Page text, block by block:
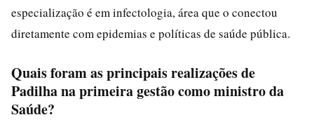
especialização é em infectologia, área que o conectou
diretamente com epidemias e políticas de saúde pública.
Quais foram as principais realizações de
Padilha na primeira gestão como ministro da
Saúde?